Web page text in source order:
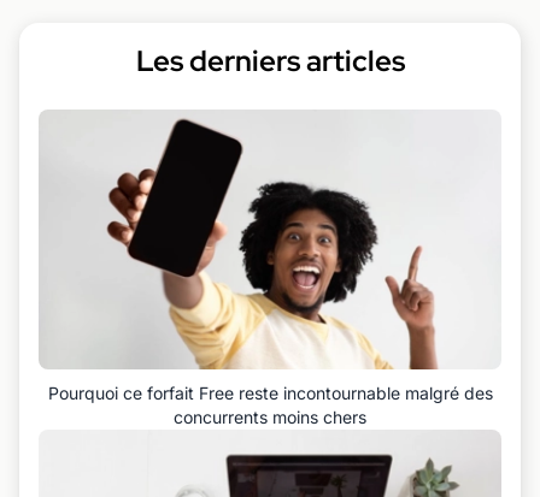
Les derniers articles
Pourquoi ce forfait Free reste incontournable malgré des
concurrents moins chers